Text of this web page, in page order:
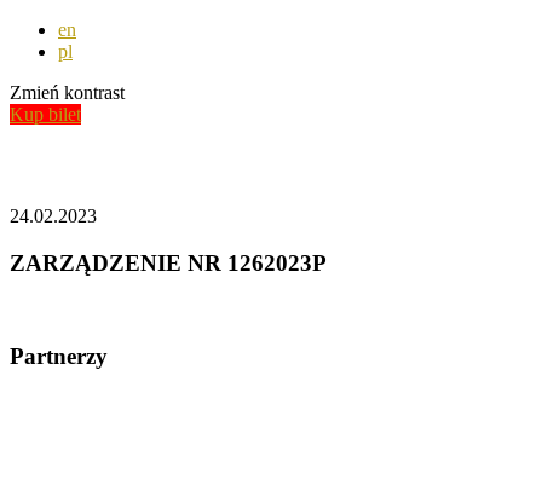
en
pl
Zmień kontrast
Kup bilet
24.02.2023
ZARZĄDZENIE NR 1262023P
Partnerzy